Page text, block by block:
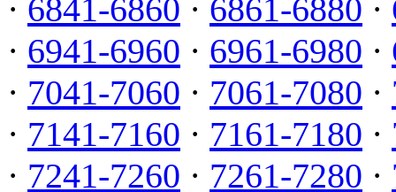
· 6841-6860 · 6861-6880 ·
· 6941-6960 · 6961-6980 ·
· 7041-7060 · 7061-7080 ·
· 7141-7160 · 7161-7180 ·
· 7241-7260 · 7261-7280 ·